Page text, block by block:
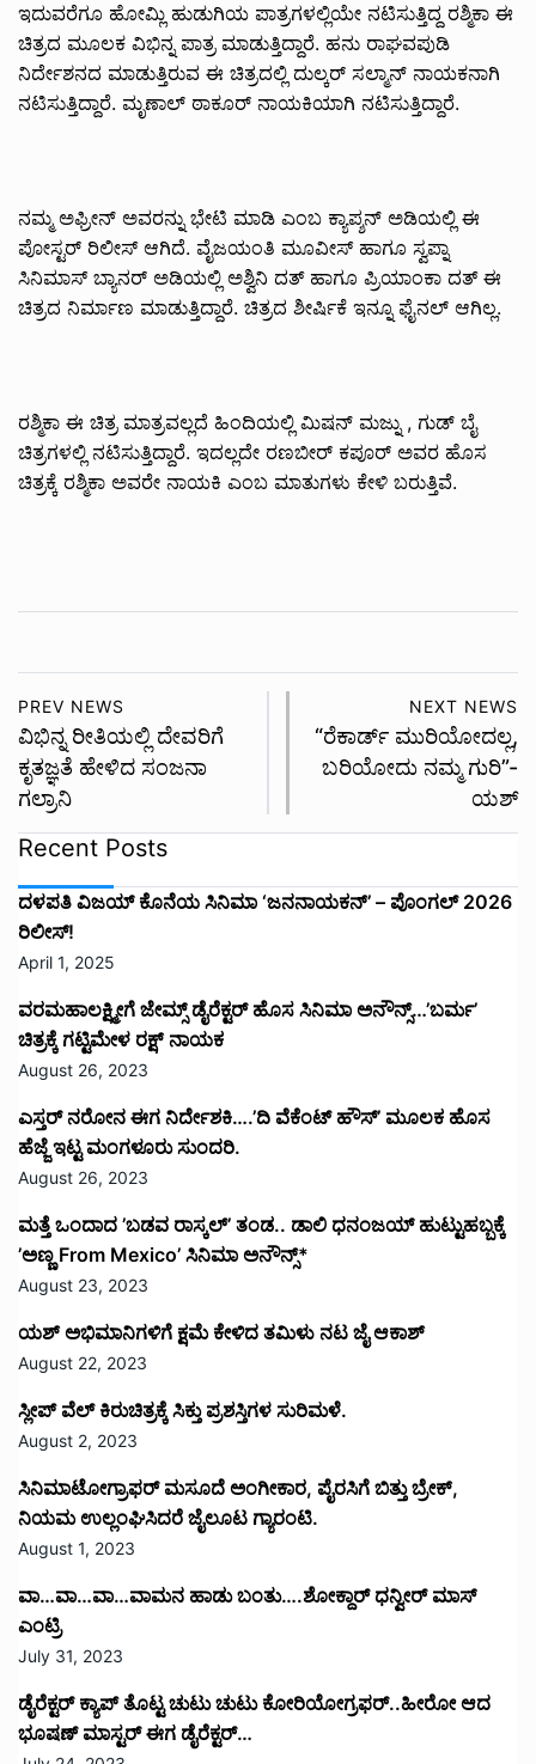
ಇದುವರೆಗೂ ಹೋಮ್ಲಿ ಹುಡುಗಿಯ ಪಾತ್ರಗಳಲ್ಲಿಯೇ ನಟಿಸುತ್ತಿದ್ದ ರಶ್ಮಿಕಾ ಈ
ಚಿತ್ರದ ಮೂಲಕ ವಿಭಿನ್ನ ಪಾತ್ರ ಮಾಡುತ್ತಿದ್ದಾರೆ. ಹನು ರಾಘವಪುಡಿ
ನಿರ್ದೇಶನದ ಮಾಡುತ್ತಿರುವ ಈ ಚಿತ್ರದಲ್ಲಿ ದುಲ್ಕರ್ ಸಲ್ಮಾನ್ ನಾಯಕನಾಗಿ
ನಟಿಸುತ್ತಿದ್ದಾರೆ. ಮೃಣಾಲ್ ಠಾಕೂರ್ ನಾಯಕಿಯಾಗಿ ನಟಿಸುತ್ತಿದ್ದಾರೆ.
ನಮ್ಮ ಅಫ್ರೀನ್ ಅವರನ್ನು ಭೇಟಿ ಮಾಡಿ ಎಂಬ ಕ್ಯಾಪ್ಶನ್ ಅಡಿಯಲ್ಲಿ ಈ
ಪೋಸ್ಟರ್ ರಿಲೀಸ್ ಆಗಿದೆ. ವೈಜಯಂತಿ ಮೂವೀಸ್ ಹಾಗೂ ಸ್ವಪ್ನಾ
ಸಿನಿಮಾಸ್ ಬ್ಯಾನರ್ ಅಡಿಯಲ್ಲಿ ಅಶ್ವಿನಿ ದತ್ ಹಾಗೂ ಪ್ರಿಯಾಂಕಾ ದತ್ ಈ
ಚಿತ್ರದ ನಿರ್ಮಾಣ ಮಾಡುತ್ತಿದ್ದಾರೆ. ಚಿತ್ರದ ಶೀರ್ಷಿಕೆ ಇನ್ನೂ ಫೈನಲ್ ಆಗಿಲ್ಲ.
ರಶ್ಮಿಕಾ ಈ ಚಿತ್ರ ಮಾತ್ರವಲ್ಲದೆ ಹಿಂದಿಯಲ್ಲಿ ಮಿಷನ್ ಮಜ್ನು , ಗುಡ್ ಬೈ
ಚಿತ್ರಗಳಲ್ಲಿ ನಟಿಸುತ್ತಿದ್ದಾರೆ. ಇದಲ್ಲದೇ ರಣಬೀರ್ ಕಪೂರ್ ಅವರ ಹೊಸ
ಚಿತ್ರಕ್ಕೆ ರಶ್ಮಿಕಾ ಅವರೇ ನಾಯಕಿ ಎಂಬ ಮಾತುಗಳು ಕೇಳಿ ಬರುತ್ತಿವೆ.
PREV NEWS
ವಿಭಿನ್ನ ರೀತಿಯಲ್ಲಿ ದೇವರಿಗೆ
ಕೃತಜ್ಞತೆ ಹೇಳಿದ ಸಂಜನಾ
ಗಲ್ರಾನಿ
NEXT NEWS
“ರೆಕಾರ್ಡ್ ಮುರಿಯೋದಲ್ಲ,
ಬರಿಯೋದು ನಮ್ಮ ಗುರಿ”-
ಯಶ್
Recent Posts
ದಳಪತಿ ವಿಜಯ್‌ ಕೊನೆಯ ಸಿನಿಮಾ ‘ಜನನಾಯಕನ್’ – ಪೊಂಗಲ್ 2026
ರಿಲೀಸ್!
April 1, 2025
ವರಮಹಾಲಕ್ಷ್ಮೀಗೆ ಜೇಮ್ಸ್ ಡೈರೆಕ್ಟರ್ ಹೊಸ ಸಿನಿಮಾ ಅನೌನ್ಸ್…’ಬರ್ಮ’
ಚಿತ್ರಕ್ಕೆ ಗಟ್ಟಿಮೇಳ ರಕ್ಷ್ ನಾಯಕ
August 26, 2023
ಎಸ್ತರ್ ನರೋನ ಈಗ ನಿರ್ದೇಶಕಿ….’ದಿ ವೆಕೆಂಟ್ ಹೌಸ್‌’‌ ಮೂಲಕ ಹೊಸ
ಹೆಜ್ಜೆ ಇಟ್ಟ ಮಂಗಳೂರು ಸುಂದರಿ.
August 26, 2023
ಮತ್ತೆ ಒಂದಾದ ’ಬಡವ ರಾಸ್ಕಲ್’ ತಂಡ.. ಡಾಲಿ ಧನಂಜಯ್ ಹುಟ್ಟುಹಬ್ಬಕ್ಕೆ
’ಅಣ್ಣ From Mexico’ ಸಿನಿಮಾ ಅನೌನ್ಸ್*
August 23, 2023
ಯಶ್ ಅಭಿಮಾನಿಗಳಿಗೆ ಕ್ಷಮೆ ಕೇಳಿದ ತಮಿಳು ನಟ ಜೈ ಆಕಾಶ್
August 22, 2023
ಸ್ಲೀಪ್ ವೆಲ್ ಕಿರುಚಿತ್ರಕ್ಕೆ ಸಿಕ್ತು ಪ್ರಶಸ್ತಿಗಳ ಸುರಿಮಳೆ.
August 2, 2023
ಸಿನಿಮಾಟೋಗ್ರಾಫರ್ ಮಸೂದೆ ಅಂಗೀಕಾರ, ಪೈರಸಿಗೆ ಬಿತ್ತು ಬ್ರೇಕ್,
ನಿಯಮ ಉಲ್ಲಂಘಿಸಿದರೆ ಜೈಲೂಟ ಗ್ಯಾರಂಟಿ.
August 1, 2023
ವಾ…ವಾ…ವಾ…ವಾಮನ ಹಾಡು ಬಂತು….ಶೋಕ್ದಾರ್ ಧನ್ವೀರ್ ಮಾಸ್
ಎಂಟ್ರಿ
July 31, 2023
ಡೈರೆಕ್ಟರ್ ಕ್ಯಾಪ್ ತೊಟ್ಟ ಚುಟು ಚುಟು ಕೋರಿಯೋಗ್ರಫರ್..ಹೀರೋ ಆದ
ಭೂಷಣ್ ಮಾಸ್ಟರ್ ಈಗ ಡೈರೆಕ್ಟರ್…